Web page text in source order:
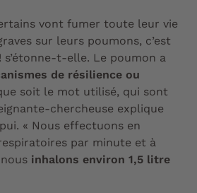
vont fumer toute leur vie
sur leurs poumons, c’est
t-elle. Le poumon a
de résilience ou
soit le mot utilisé, qui sont
chercheuse explique
« Nous effectuons en
par minute et à
inhalons environ 1,5 litre